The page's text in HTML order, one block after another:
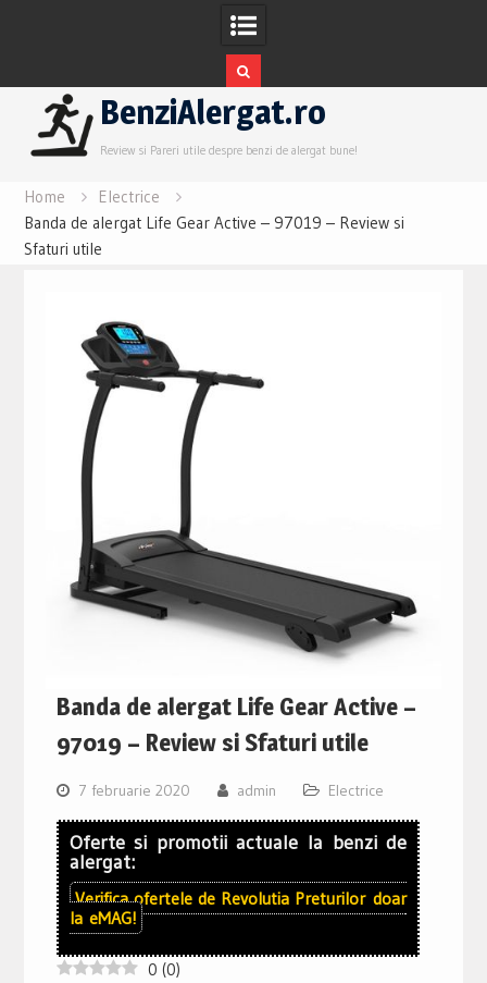
content
BenziAlergat.ro
Review si Pareri utile despre benzi de alergat bune!
Home
Electrice
Banda de alergat Life Gear Active – 97019 – Review si
Sfaturi utile
Banda de alergat Life Gear Active –
97019 – Review si Sfaturi utile
7 februarie 2020 admin Electrice
Oferte si promotii actuale la benzi de
alergat:
Verifica ofertele de Revolutia Preturilor doar
la eMAG!
0 (0)